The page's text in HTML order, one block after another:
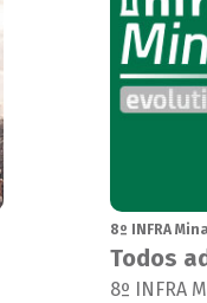
8º INFRA
Todos
8º INFRA